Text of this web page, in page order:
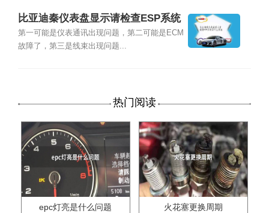
比亚迪秦仪表盘显示请检查ESP系统
是什么原因
第一可能是仪表通讯出现问题，第二可能是ECM
故障了，第三是线束出现问题...
热门阅读
epc灯亮是什么问题 火花塞更换周期